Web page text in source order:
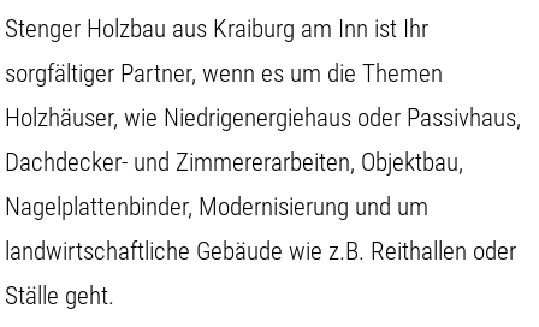
Stenger Holzbau aus Kraiburg am Inn ist Ihr
sorgfältiger Partner, wenn es um die Themen
Holzhäuser, wie Niedrigenergiehaus oder Passivhaus,
Dachdecker- und Zimmererarbeiten, Objektbau,
Nagelplattenbinder, Modernisierung und um
landwirtschaftliche Gebäude wie z.B. Reithallen oder
Ställe geht.